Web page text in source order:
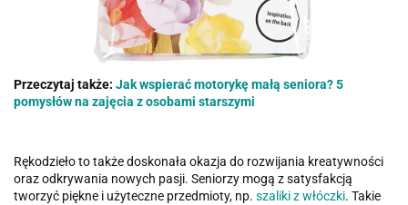
Przeczytaj także: Jak wspierać motorykę małą seniora? 5
pomysłów na zajęcia z osobami starszymi
Rękodzieło to także doskonała okazja do rozwijania kreatywności
oraz odkrywania nowych pasji. Seniorzy mogą z satysfakcją
tworzyć piękne i użyteczne przedmioty, np. szaliki z włóczki. Takie